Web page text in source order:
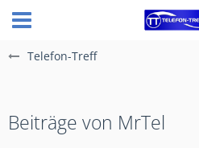
Telefon-Treff
Beiträge von MrTel